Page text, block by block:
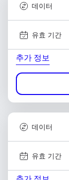
데이터
유효 기간
추가 정보
데이터
유효 기간